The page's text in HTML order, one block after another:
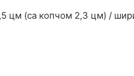
цм (са копчом 2,3 цм) /